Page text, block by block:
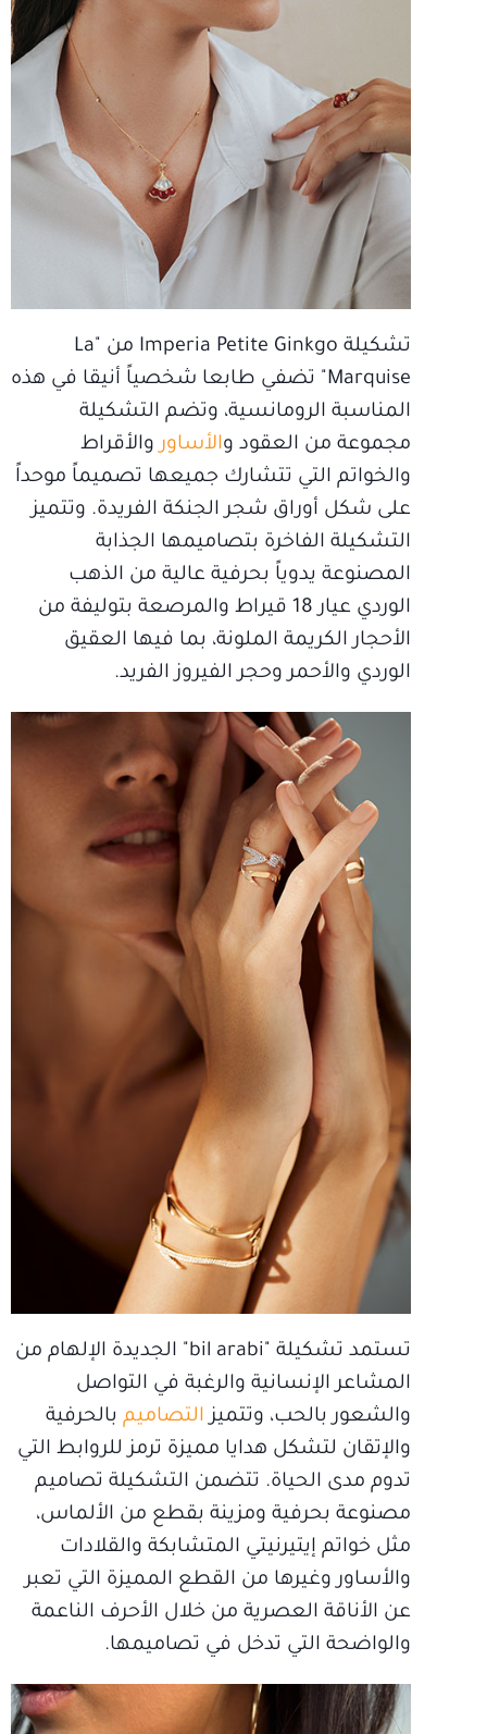
تشكيلة Imperia Petite Ginkgo من "La
Marquise" تضفي طابعا شخصياً أنيقا في هذه
المناسبة الرومانسية، وتضم التشكيلة
مجموعة من العقود والأساوروالأقراط
والخواتم التي تتشارك جميعها تصميماً موحداً
على شكل أوراق شجر الجنكة الفريدة. وتتميز
التشكيلة الفاخرة بتصاميمها الجذابة
المصنوعة يدوياً بحرفية عالية من الذهب
الوردي عيار 18 قيراط والمرصعة بتوليفة من
الأحجار الكريمة الملونة، بما فيها العقيق
الوردي والأحمر وحجر الفيروز الفريد.
تستمد تشكيلة "bil arabi" الجديدة الإلهام من
المشاعر الإنسانية والرغبة في التواصل
والشعور بالحب، وتتميز التصاميم بالحرفية
والإتقان لتشكل هدايا مميزة ترمز للروابط التي
تدوم مدى الحياة. تتضمن التشكيلة تصاميم
مصنوعة بحرفية ومزينة بقطع من الألماس،
مثل خواتم إيتيرنيتي المتشابكة والقلادات
والأساور وغيرها من القطع المميزة التي تعبر
عن الأناقة العصرية من خلال الأحرف الناعمة
والواضحة التي تدخل في تصاميمها.